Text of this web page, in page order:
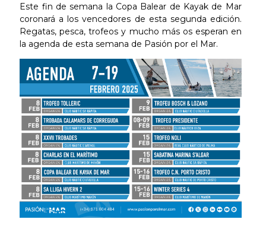
Este fin de semana la Copa Balear de Kayak de Mar
coronará a los vencedores de esta segunda edición.
Regatas, pesca, trofeos y mucho más os esperan en
la agenda de esta semana de Pasión por el Mar.